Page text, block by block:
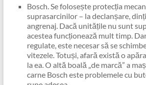
Bosch. Se folosește protecția
suprasarcinilor – la declanșare,
angrenaj. Dacă unitățile nu sunt
acestea funcționează mult timp.
regulate, este necesar să se
vitezele. Totuși, afară există o
la ea. O altă boală „de marcă” a
carne Bosch este problemele cu